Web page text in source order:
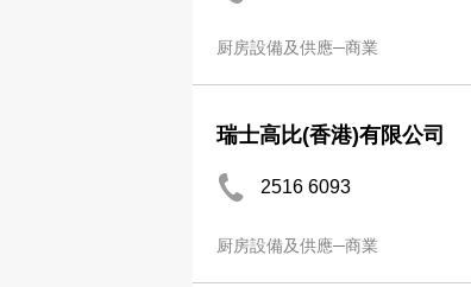
厨房設備及供應─商業
瑞士高比(香港)有限公司
2516 6093
厨房設備及供應─商業